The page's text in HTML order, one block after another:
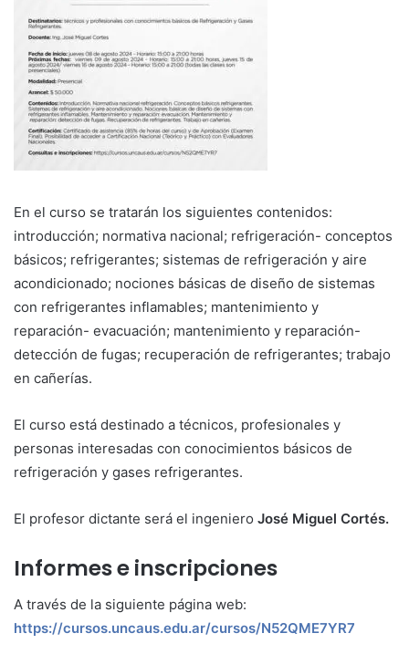
En el curso se tratarán los siguientes contenidos:
introducción; normativa nacional; refrigeración- conceptos
básicos; refrigerantes; sistemas de refrigeración y aire
acondicionado; nociones básicas de diseño de sistemas
con refrigerantes inflamables; mantenimiento y
reparación- evacuación; mantenimiento y reparación-
detección de fugas; recuperación de refrigerantes; trabajo
en cañerías.
El curso está destinado a técnicos, profesionales y
personas interesadas con conocimientos básicos de
refrigeración y gases refrigerantes.
El profesor dictante será el ingeniero José Miguel Cortés.
Informes e inscripciones
A través de la siguiente página web:
https://cursos.uncaus.edu.ar/cursos/N52QME7YR7